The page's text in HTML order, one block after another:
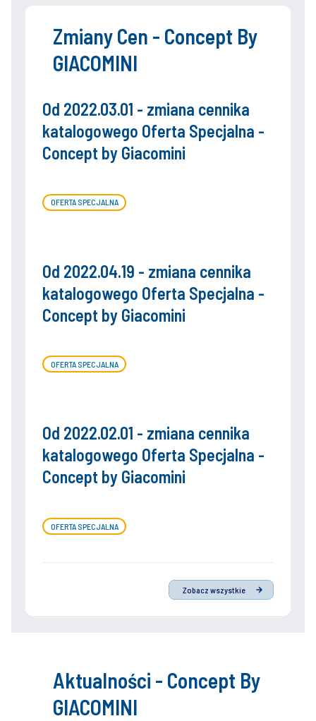
Zmiany Cen - Concept By
GIACOMINI
Od 2022.03.01 - zmiana cennika
katalogowego Oferta Specjalna -
Concept by Giacomini
OFERTA SPECJALNA
Od 2022.04.19 - zmiana cennika
katalogowego Oferta Specjalna -
Concept by Giacomini
OFERTA SPECJALNA
Od 2022.02.01 - zmiana cennika
katalogowego Oferta Specjalna -
Concept by Giacomini
OFERTA SPECJALNA
Zobacz wszystkie
Aktualności - Concept By
GIACOMINI